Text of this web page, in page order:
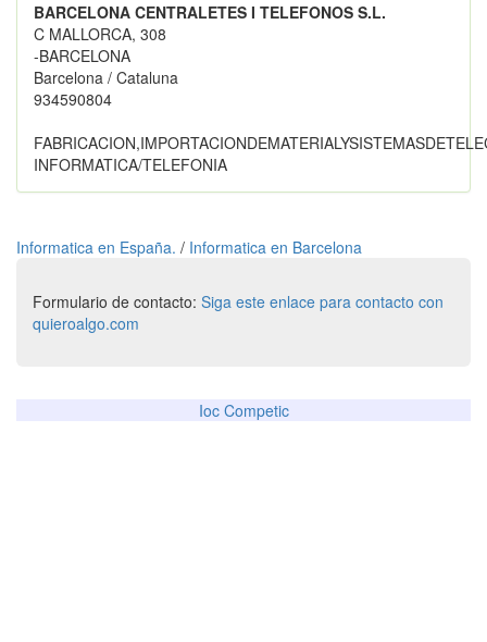
BARCELONA CENTRALETES I TELEFONOS S.L.
C MALLORCA, 308
-BARCELONA
Barcelona / Cataluna
934590804
INFORMATICA/TELEFONIA
Informatica en España. / Informatica en Barcelona
Formulario de contacto: Siga este enlace para contacto con
quieroalgo.com
Ioc Competic